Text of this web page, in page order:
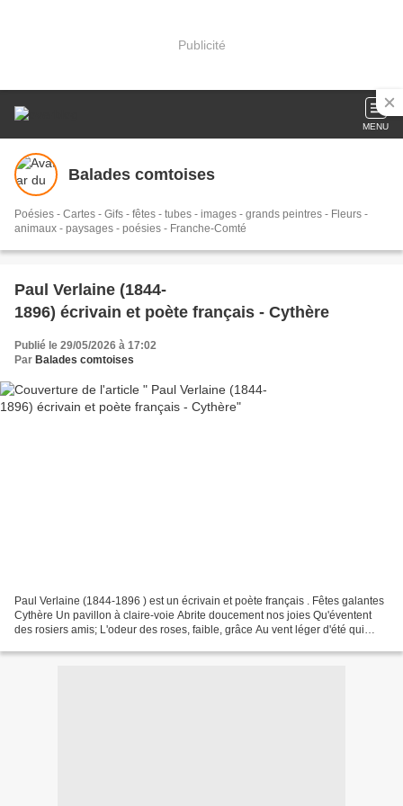
Publicité
MENU
Balades comtoises
Poésies - Cartes - Gifs - fêtes - tubes - images - grands peintres - Fleurs -
animaux - paysages - poésies - Franche-Comté
Paul Verlaine (1844-
1896) écrivain et poète français - Cythère
Publié le 29/05/2026 à 17:02
Par Balades comtoises
Paul Verlaine (1844-1896 ) est un écrivain et poète français . Fêtes galantes
Cythère Un pavillon à claire-voie Abrite doucement nos joies Qu'éventent
des rosiers amis; L'odeur des roses, faible, grâce Au vent léger d'été qui